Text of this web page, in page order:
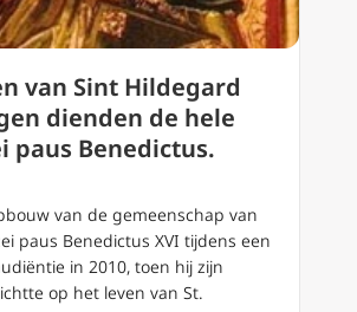
van Sint Hildegard
dienden de hele
paus Benedictus.
van de gemeenschap van
paus Benedictus XVI tijdens een
in 2010, toen hij zijn
op het leven van St.